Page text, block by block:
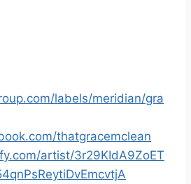
labels/meridian/gra
thatgracemclean
artist/3r29KIdA9ZoET